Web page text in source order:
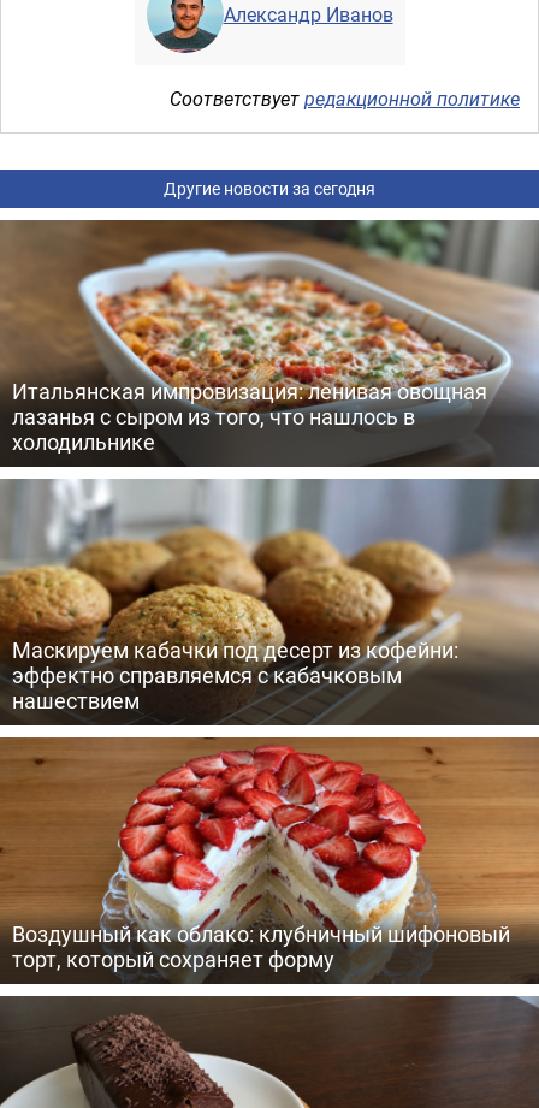
Александр Иванов
Соответствуетредакционной политике
Другие новости за сегодня
Итальянская импровизация: ленивая овощная
лазанья с сыром из того, что нашлось в
холодильнике
Маскируем кабачки под десерт из кофейни:
эффектно справляемся с кабачковым
нашествием
Воздушный как облако: клубничный шифоновый
торт, который сохраняет форму